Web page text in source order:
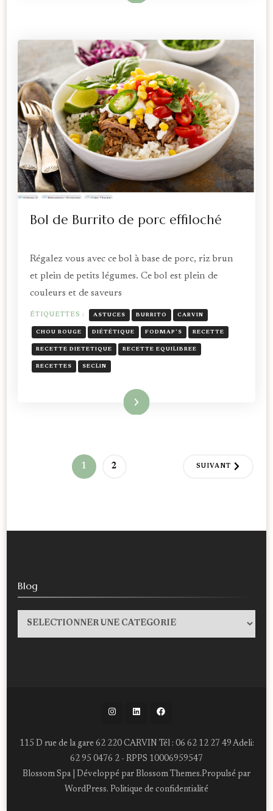
Bol de Burrito de porc effiloché
Régalez vous avec ce bol à base de porc, riz brun
et plein de petits légumes. Ce bol est plein de
couleurs et de saveurs
ÉTIQUETTES : ASTUCES BURRITO CARVIN
CHOU ROUGE DIÉTÉTIQUE FODMAP'S RECETTE
RECETTE DIETETIQUE RECETTE EQUILIBREE
RECETTES SECLIN
Lire la suite
Pagination
PAGE
1 PAGE
2 SUIVANT
Blog
Blog
115 D rue de la gare 62 220 CARVIN Tél : 06 62 12 27 49 Adeli:
62 95 0476 2 - RPPS 10006959547
Blossom Spa | Développé par Blossom Themes.Propulsé par
WordPress. Politique de confidentialité